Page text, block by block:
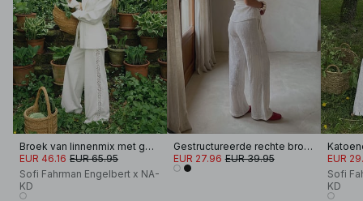
Broek van linnenmix met gehaakt detail
EUR 46.16 EUR 65.95
Sofi Fahrman Engelbert x NA-
KD
Gestructureerde rechte broek
EUR 27.96 EUR 39.95
EUR
Sofi
KD